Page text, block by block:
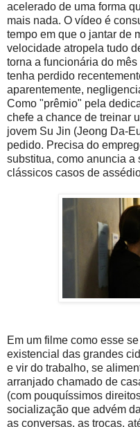
acelerado de uma forma
mais nada. O vídeo é
tempo em que o jantar de
velocidade atropela tudo
torna a funcionária do
tenha perdido
aparentemente,
Como "prêmio" pela
chefe a chance de treinar
jovem Su Jin (Jeong Da-
pedido. Precisa do
substitua, como anuncia a
clássicos casos de
Em um filme como esse
existencial das grandes
e vir do trabalho, se
arranjado chamado de
(com pouquíssimos
socialização que advém
as conversas, as trocas,